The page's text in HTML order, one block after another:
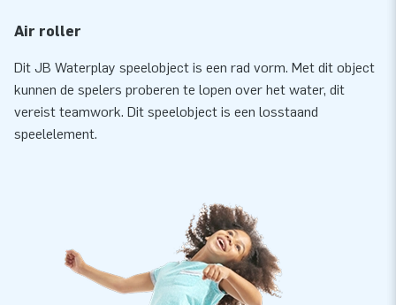
Air roller
Dit JB Waterplay speelobject is een rad vorm. Met dit object
kunnen de spelers proberen te lopen over het water, dit
vereist teamwork. Dit speelobject is een losstaand
speelelement.